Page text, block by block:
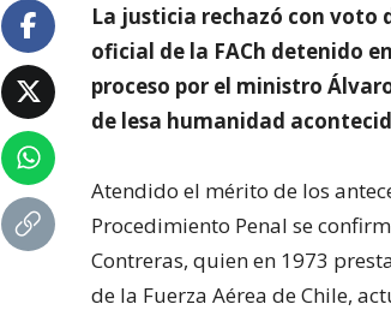
La justicia rechazó con voto
oficial de la FACh detenido
proceso por el ministro
de lesa humanidad
Atendido el mérito de los
Procedimiento Penal se
Contreras, quien en 1973
de la Fuerza Aérea de Chile,